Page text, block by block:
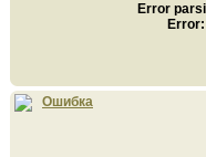
Error
Ошибка